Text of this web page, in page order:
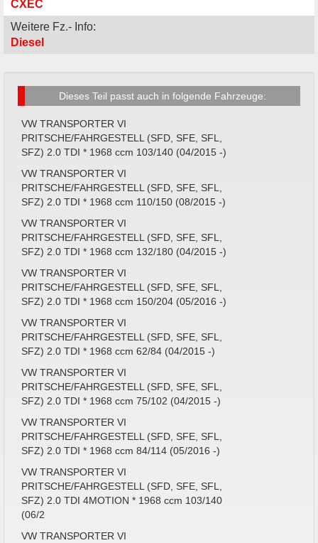
CXEC
Weitere Fz.- Info:
Diesel
Dieses Teil passt auch in folgende Fahrzeuge:
VW TRANSPORTER VI
PRITSCHE/FAHRGESTELL (SFD, SFE, SFL,
SFZ) 2.0 TDI * 1968 ccm 103/140 (04/2015 -)
VW TRANSPORTER VI
PRITSCHE/FAHRGESTELL (SFD, SFE, SFL,
SFZ) 2.0 TDI * 1968 ccm 110/150 (08/2015 -)
VW TRANSPORTER VI
PRITSCHE/FAHRGESTELL (SFD, SFE, SFL,
SFZ) 2.0 TDI * 1968 ccm 132/180 (04/2015 -)
VW TRANSPORTER VI
PRITSCHE/FAHRGESTELL (SFD, SFE, SFL,
SFZ) 2.0 TDI * 1968 ccm 150/204 (05/2016 -)
VW TRANSPORTER VI
PRITSCHE/FAHRGESTELL (SFD, SFE, SFL,
SFZ) 2.0 TDI * 1968 ccm 62/84 (04/2015 -)
VW TRANSPORTER VI
PRITSCHE/FAHRGESTELL (SFD, SFE, SFL,
SFZ) 2.0 TDI * 1968 ccm 75/102 (04/2015 -)
VW TRANSPORTER VI
PRITSCHE/FAHRGESTELL (SFD, SFE, SFL,
SFZ) 2.0 TDI * 1968 ccm 84/114 (05/2016 -)
VW TRANSPORTER VI
PRITSCHE/FAHRGESTELL (SFD, SFE, SFL,
SFZ) 2.0 TDI 4MOTION * 1968 ccm 103/140
(06/2
VW TRANSPORTER VI